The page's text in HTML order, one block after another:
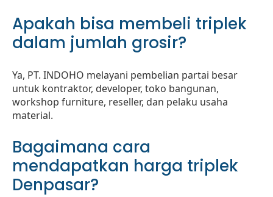
Apakah bisa membeli triplek
dalam jumlah grosir?
Ya, PT. INDOHO melayani pembelian partai besar
untuk kontraktor, developer, toko bangunan,
workshop furniture, reseller, dan pelaku usaha
material.
Bagaimana cara
mendapatkan harga triplek
Denpasar?